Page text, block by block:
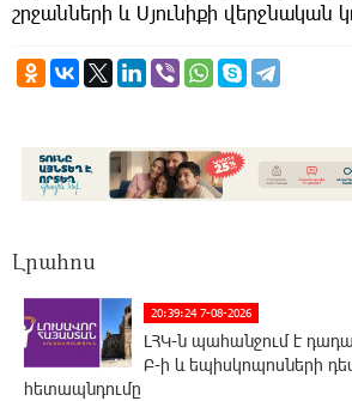
շրջանների և Սյունիքի վերջնական
Լրահոս
20:39:24 7-08-2026
ԼՀԿ-ն պահանջում է
Բ-ի և եպիսկոպոսների
հետապնդումը